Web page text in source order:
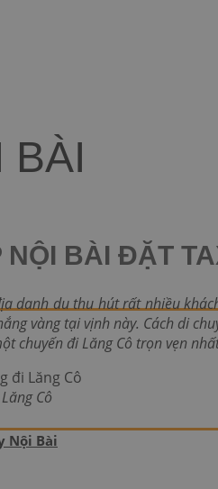
Nội Bài
BÀI
NỘI BÀI ĐẶT
danh du thu hút rất nhiều
vàng tại vịnh này. Cách di
chuyến đi Lăng Cô trọn vẹn
Cô